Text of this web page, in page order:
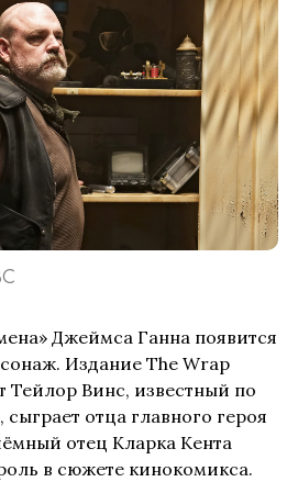
Джеймса Ганна появится
Издание The Wrap
Винс, известный по
отца главного героя
отец Кларка Кента
в сюжете кинокомикса.